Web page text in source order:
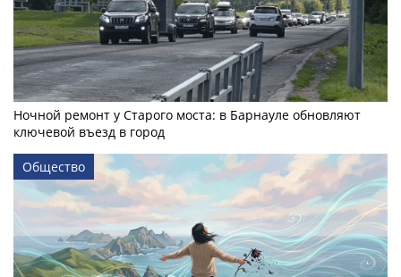
Ночной ремонт у Старого моста: в Барнауле обновляют
ключевой въезд в город
Общество